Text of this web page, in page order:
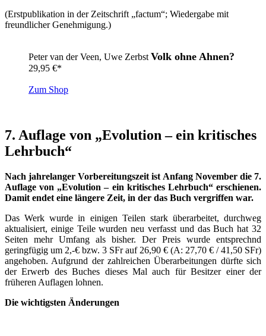
(Erstpublikation in der Zeitschrift „factum“; Wiedergabe mit
freundlicher Genehmigung.)
Peter van der Veen, Uwe Zerbst Volk ohne Ahnen?
29,95 €*
Zum Shop
7. Auflage von „Evolution – ein kritisches
Lehrbuch“
Nach jahrelanger Vorbereitungszeit ist Anfang November die 7.
Auflage von „Evolution – ein kritisches Lehrbuch“ erschienen.
Damit endet eine längere Zeit, in der das Buch vergriffen war.
Das Werk wurde in einigen Teilen stark überarbeitet, durchweg
aktualisiert, einige Teile wurden neu verfasst und das Buch hat 32
Seiten mehr Umfang als bisher. Der Preis wurde entsprechnd
geringfügig um 2,-€ bzw. 3 SFr auf 26,90 € (A: 27,70 € / 41,50 SFr)
angehoben. Aufgrund der zahlreichen Überarbeitungen dürfte sich
der Erwerb des Buches dieses Mal auch für Besitzer einer der
früheren Auflagen lohnen.
Die wichtigsten Änderungen